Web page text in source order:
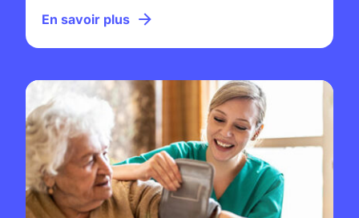
En savoir plus